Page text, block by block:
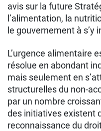
avis sur la future
l’alimentation, la
le gouvernement à
L’urgence alimentaire
résolue en abondant
mais seulement en
structurelles du non-
par un nombre
des initiatives existent
reconnaissance du